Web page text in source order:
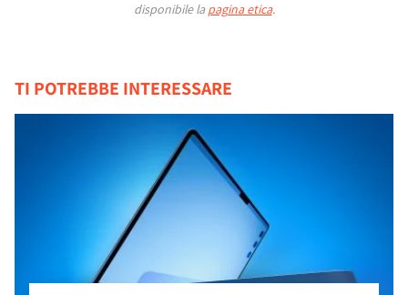
disponibile la pagina etica.
TI POTREBBE INTERESSARE